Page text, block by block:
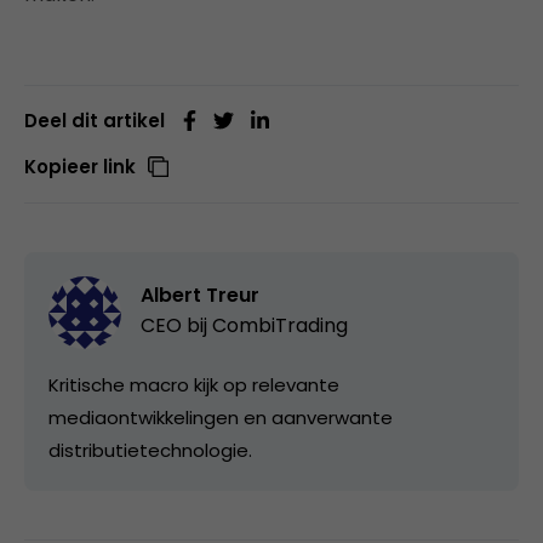
Deel dit artikel
Kopieer link
Albert Treur
CEO bij CombiTrading
Kritische macro kijk op relevante
mediaontwikkelingen en aanverwante
distributietechnologie.